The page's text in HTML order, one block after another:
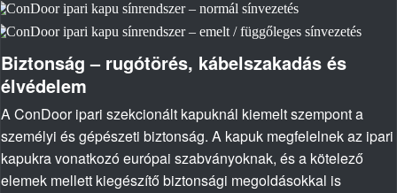
Biztonság – rugótörés, kábelszakadás és
élvédelem
A ConDoor ipari szekcionált kapuknál kiemelt szempont a
személyi és gépészeti biztonság. A kapuk megfelelnek az ipari
kapukra vonatkozó európai szabványoknak, és a kötelező
elemek mellett kiegészítő biztonsági megoldásokkal is